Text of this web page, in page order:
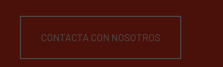
CONTACTA CON NOSOTROS